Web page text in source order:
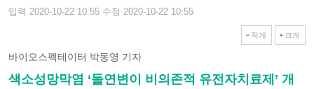
입력 2020-10-22 10:55 수정 2020-10-22 10:55
작게 크게
바이오스펙테이터 박동영 기자
색소성망막염 ‘돌연변이 비의존적 유전자치료제’ 개